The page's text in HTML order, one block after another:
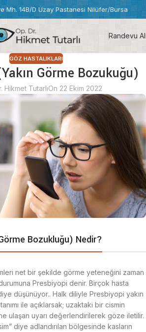
Mh. 14B/D Uzay Pastanesi Nilüfer/Bursa
Randevu
GÖZ HASTALIKLARI
Görme Bozukuğu)
Hikmet TutarlıOn 22 Ekim 2022
Bozukluğu) Nedir?
net bir şekilde görme yeteneğini zaman
Presbiyopi denir. Birçok hasta
düşünüyor.. Halk diliyle Presbiyopi yakın
ile açıklarsak; uzaktaki bir cismin
ulaşan uyarı değerlendirilerek göze iletilir.
diye adlandırılan bölgesinde kasların